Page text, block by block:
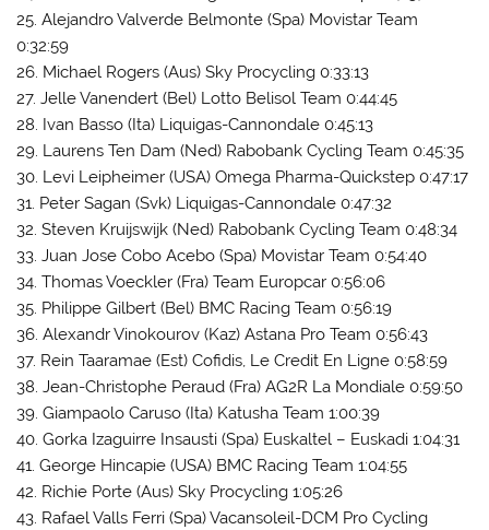
25. Alejandro Valverde Belmonte (Spa) Movistar Team
0:32:59
26. Michael Rogers (Aus) Sky Procycling 0:33:13
27. Jelle Vanendert (Bel) Lotto Belisol Team 0:44:45
28. Ivan Basso (Ita) Liquigas-Cannondale 0:45:13
29. Laurens Ten Dam (Ned) Rabobank Cycling Team 0:45:35
30. Levi Leipheimer (USA) Omega Pharma-Quickstep 0:47:17
31. Peter Sagan (Svk) Liquigas-Cannondale 0:47:32
32. Steven Kruijswijk (Ned) Rabobank Cycling Team 0:48:34
33. Juan Jose Cobo Acebo (Spa) Movistar Team 0:54:40
34. Thomas Voeckler (Fra) Team Europcar 0:56:06
35. Philippe Gilbert (Bel) BMC Racing Team 0:56:19
36. Alexandr Vinokourov (Kaz) Astana Pro Team 0:56:43
37. Rein Taaramae (Est) Cofidis, Le Credit En Ligne 0:58:59
38. Jean-Christophe Peraud (Fra) AG2R La Mondiale 0:59:50
39. Giampaolo Caruso (Ita) Katusha Team 1:00:39
40. Gorka Izaguirre Insausti (Spa) Euskaltel – Euskadi 1:04:31
41. George Hincapie (USA) BMC Racing Team 1:04:55
42. Richie Porte (Aus) Sky Procycling 1:05:26
43. Rafael Valls Ferri (Spa) Vacansoleil-DCM Pro Cycling